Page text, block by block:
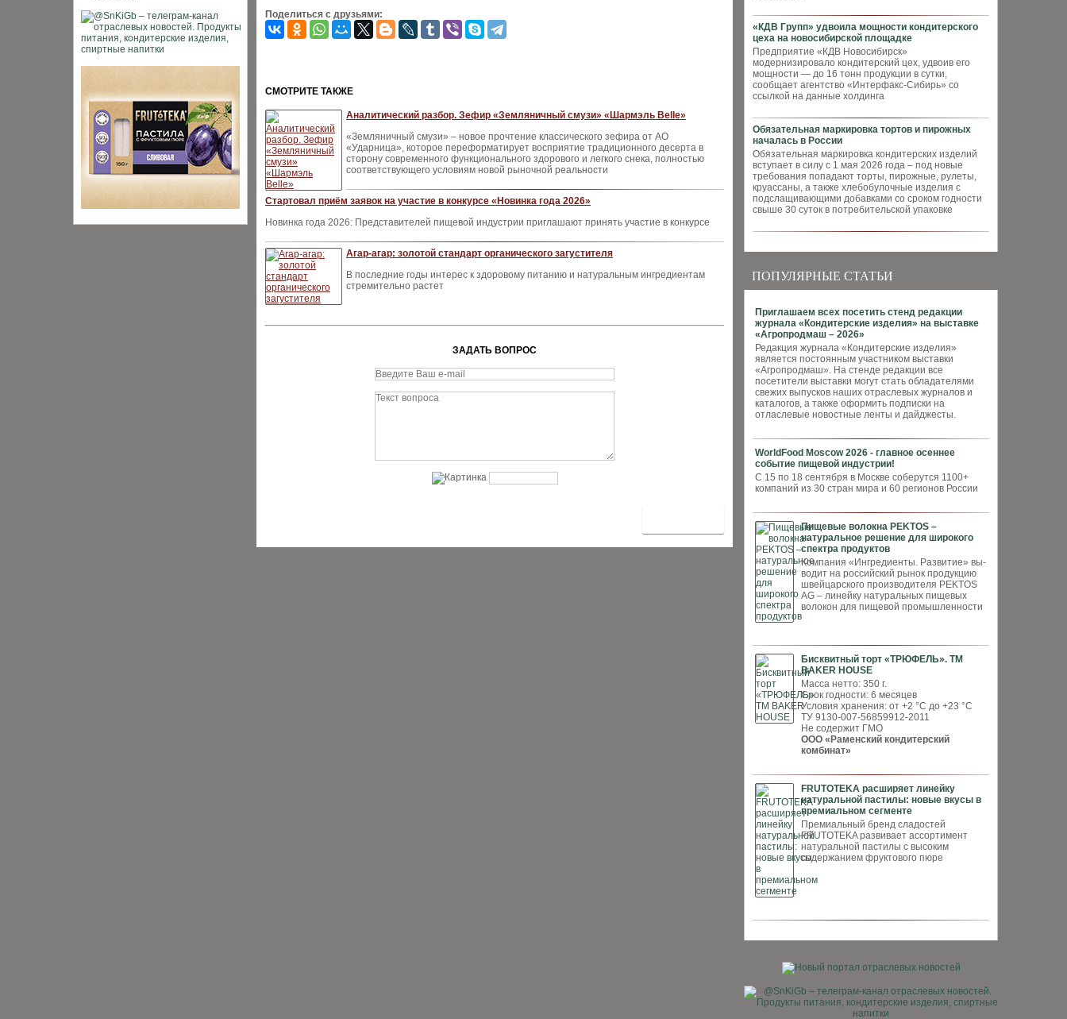
«КДВ Групп» удвоила мощности кондитерского
цеха на новосибирской площадке
Предприятие «КДВ Новосибирск»
модернизировало кондитерский цех, удвоив его
мощности — до 16 тонн продукции в сутки,
сообщает агентство «Интерфакс-Сибирь» со
ссылкой на данные холдинга
Обязательная маркировка тортов и пирожных
началась в России
Обязательная маркировка кондитерских изделий
вступает в силу с 1 мая 2026 года – под новые
требования попадают торты, пирожные, рулеты,
круассаны, а также хлебобулочные изделия с
подслащивающими добавками со сроком годности
свыше 30 суток в потребительской упаковке
ПОПУЛЯРНЫЕ СТАТЬИ
Приглашаем всех посетить стенд редакции
журнала «Кондитерские изделия» на выставке
«Агропродмаш – 2026»
Редакция журнала «Кондитерские изделия»
является постоянным участником выставки
«Агропродмаш». На стенде редакции все
посетители выставки могут стать обладателями
свежих выпусков наших отраслевых журналов и
каталогов, а также оформить подписки на
отласлевые новостные ленты и дайджесты.
WorldFood Moscow 2026 - главное осеннее
событие пищевой индустрии!
С 15 по 18 сентября в Москве соберутся 1100+
компаний из 30 стран мира и 60 регионов России
Пищевые волокна PEKTOS –
натуральное решение для широкого
спектра продуктов
Компания «Ингредиенты. Развитие» вы­
водит на российский рынок продукцию
швей­царского производителя PEKTOS
AG – ли­нейку натуральных пищевых
волокон для пи­щевой промышленности
Бисквитный торт «ТРЮФЕЛЬ». ТМ
BAKER HOUSE
Масса нетто: 350 г.
Срок годности: 6 месяцев
Условия хранения: от +2 °С до +23 °С
ТУ 9130-007-56859912-2011
Не содержит ГМО
ООО «Раменский кондитерский
комбинат»
FRUTOTEKA расширяет линейку
натуральной пастилы: новые вкусы в
премиальном сегменте
Премиальный бренд сладостей
FRUTOTEKA развивает ассортимент
натуральной пастилы с высоким
содержанием фруктового пюре
Поделиться с друзьями:
CМОТРИТЕ ТАКЖЕ
Аналитический разбор. Зефир «Земляничный смузи» «Шармэль Belle»
«Земляничный смузи» – новое прочтение классического зефира от АО
«Ударница», которое переформатирует восприятие традиционного десерта в
сторону современного функционального здорового и легкого снека, полностью
соответствующего условиям новой рыночной реальности
Стартовал приём заявок на участие в конкурсе «Новинка года 2026»
Новинка года 2026: Представителей пищевой индустрии приглашают принять участие в конкурсе
Агар-агар: золотой стандарт органического загустителя
В последние годы интерес к здоровому питанию и натуральным ингредиентам
стремительно растет
ЗАДАТЬ ВОПРОС